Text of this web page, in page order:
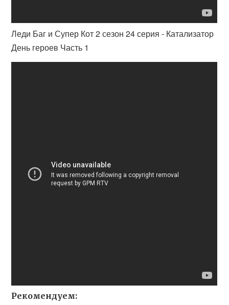
Леди Баг и Супер Кот 2 сезон 24 серия - Катализатор
День героев Часть 1
Рекомендуем: